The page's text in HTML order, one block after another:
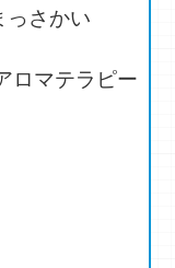
っさかい
ロマテラピー